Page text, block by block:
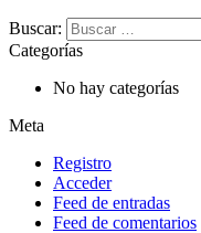
Buscar:
Categorías
No hay categorías
Meta
Registro
Acceder
Feed de entradas
Feed de comentarios